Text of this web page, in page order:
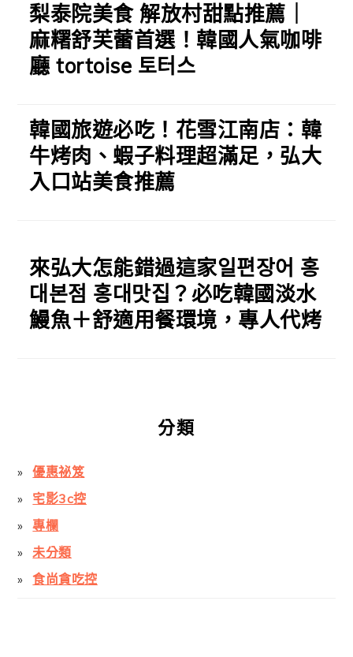
梨泰院美食 解放村甜點推薦｜
麻糬舒芙蕾首選！韓國人氣咖啡
廳 tortoise 토터스
韓國旅遊必吃！花雪江南店：韓
牛烤肉、蝦子料理超滿足，弘大
入口站美食推薦
來弘大怎能錯過這家일편장어 홍
대본점 홍대맛집？必吃韓國淡水
鰻魚＋舒適用餐環境，專人代烤
分類
優惠祕笈
宅影3c控
專欄
未分類
食尚貪吃控